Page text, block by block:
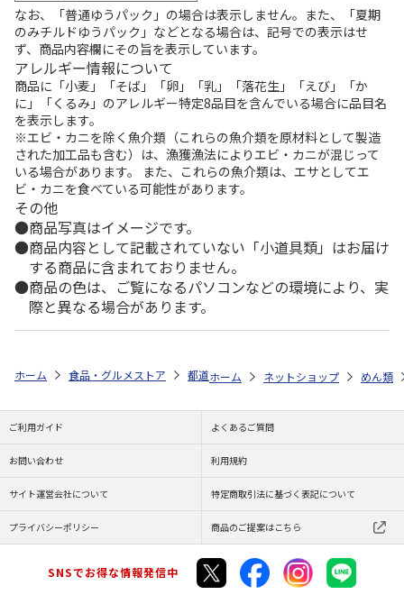
なお、「普通ゆうパック」の場合は表示しません。また、「夏期
のみチルドゆうパック」などとなる場合は、記号での表示はせ
ず、商品内容欄にその旨を表示しています。
アレルギー情報について
商品に「小麦」「そば」「卵」「乳」「落花生」「えび」「か
に」「くるみ」のアレルギー特定8品目を含んでいる場合に品目名
を表示します。
※エビ・カニを除く魚介類（これらの魚介類を原材料として製造
された加工品も含む）は、漁獲漁法によりエビ・カニが混じって
いる場合があります。 また、これらの魚介類は、エサとしてエ
ビ・カニを食べている可能性があります。
その他
商品写真はイメージです。
商品内容として記載されていない「小道具類」はお届け
する商品に含まれておりません。
商品の色は、ご覧になるパソコンなどの環境により、実
際と異なる場合があります。
ホーム 食品・グルメストア 都道府県から探す 石川県 魚醤いし
ホーム ネットショップ めん類
ご利用ガイド よくあるご質問
お問い合わせ 利用規約
サイト運営会社について 特定商取引法に基づく表記について
プライバシーポリシー 商品のご提案はこちら
SNSでお得な情報発信中